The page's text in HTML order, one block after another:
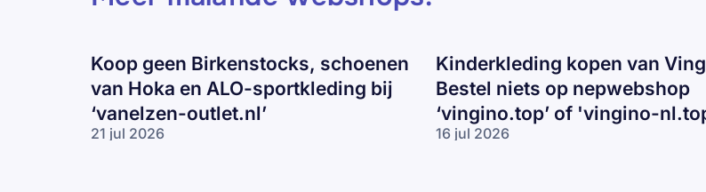
Koop geen Birkenstocks, schoenen
van Hoka en ALO-sportkleding bij
‘vanelzen-outlet.nl’
21 jul 2026
Kinderkleding kopen van
Bestel niets op nepwebshop
‘vingino.top’ of 'vingino-
16 jul 2026